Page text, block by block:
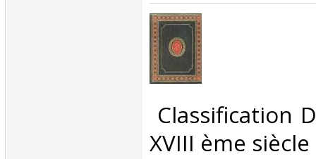
Classification
XVIII ème siècle‎